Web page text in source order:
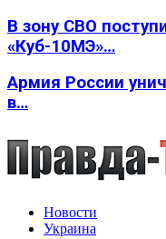
В зону СВО
«Куб-10МЭ»…
Армия России
в…
Новости
Украина